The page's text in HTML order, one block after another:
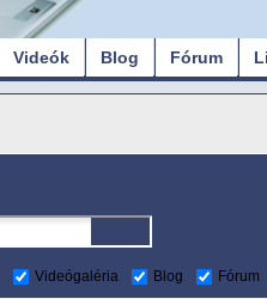
Videók Blog Fórum
Videógaléria Blog Fórum